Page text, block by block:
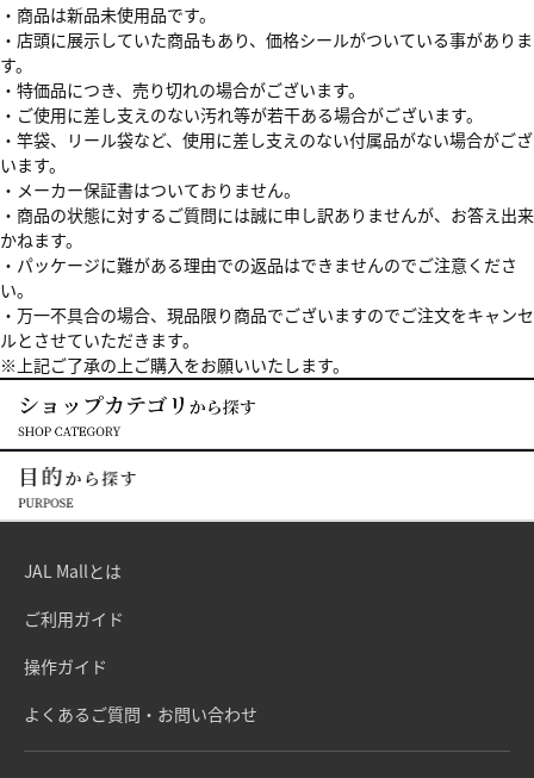
・商品は新品未使用品です。
・店頭に展示していた商品もあり、価格シールがついている事がありま
す。
・特価品につき、売り切れの場合がございます。
・ご使用に差し支えのない汚れ等が若干ある場合がございます。
・竿袋、リール袋など、使用に差し支えのない付属品がない場合がござ
います。
・メーカー保証書はついておりません。
・商品の状態に対するご質問には誠に申し訳ありませんが、お答え出来
かねます。
・パッケージに難がある理由での返品はできませんのでご注意くださ
い。
・万一不具合の場合、現品限り商品でございますのでご注文をキャンセ
ルとさせていただきます。
※上記ご了承の上ご購入をお願いいたします。
JAL Mallとは
ご利用ガイド
操作ガイド
よくあるご質問・お問い合わせ